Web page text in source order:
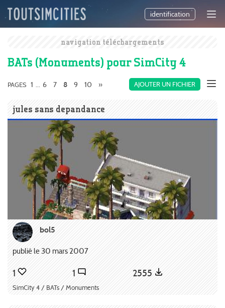
identification
navigation téléchargements
BATs (Monuments) pour SimCity 4
AJOUTER UN FICHIER
PAGES 1 ... 6 7 8 9 10 »
jules sans depandance
bol5
publié le 30 mars 2007
1 1 2555
SimCity 4 / BATs / Monuments